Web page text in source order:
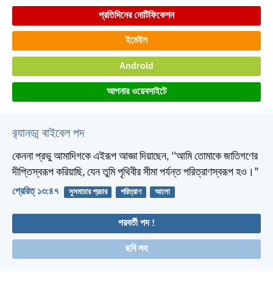
প্রতিদিনের নোটিফিকেশন
ইমেইল
Android
আপনার ওয়েবসাইটে
র‌্যানড্ম বাইবেল পদ
কেননা প্রভু আমাদিগকে এইরূপ আজ্ঞা দিয়াছেন, ‘‘আমি তোমাকে জাতিগণের
দীপ্তিস্বরূপ করিয়াছি, যেন তুমি পৃথিবীর সীমা পর্যন্ত পরিত্রাণস্বরূপ হও।”
প্রেরিত্‌ ১৩:৪৭ সুসমাচার প্রচার পরিত্রাণ আলো
পরবর্তী পদ !
ছবি সহ